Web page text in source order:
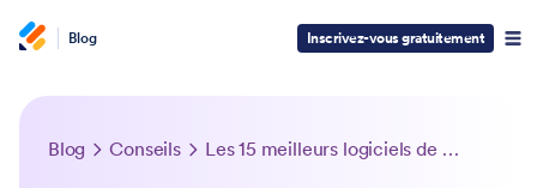
Blog Inscrivez-vous gratuitement
Blog Conseils Les 15 meilleurs logiciels de création de formulaires en décembre 2025